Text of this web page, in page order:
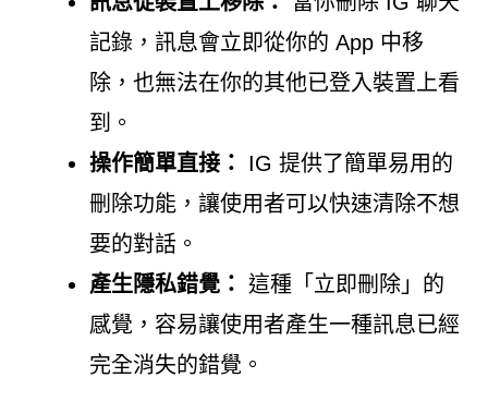
記錄，訊息會立即從你的 App 中移
除，也無法在你的其他已登入裝置上看
到。
操作簡單直接：
IG 提供了簡單易用的
刪除功能，讓使用者可以快速清除不想
要的對話。
產生隱私錯覺： 這種「立即刪除」的
感覺，容易讓使用者產生一種訊息已經
完全消失的錯覺。